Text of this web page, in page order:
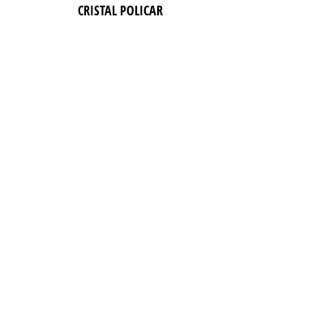
CRISTAL POLICARBONATO MAVERICK SPORT / TRAIL